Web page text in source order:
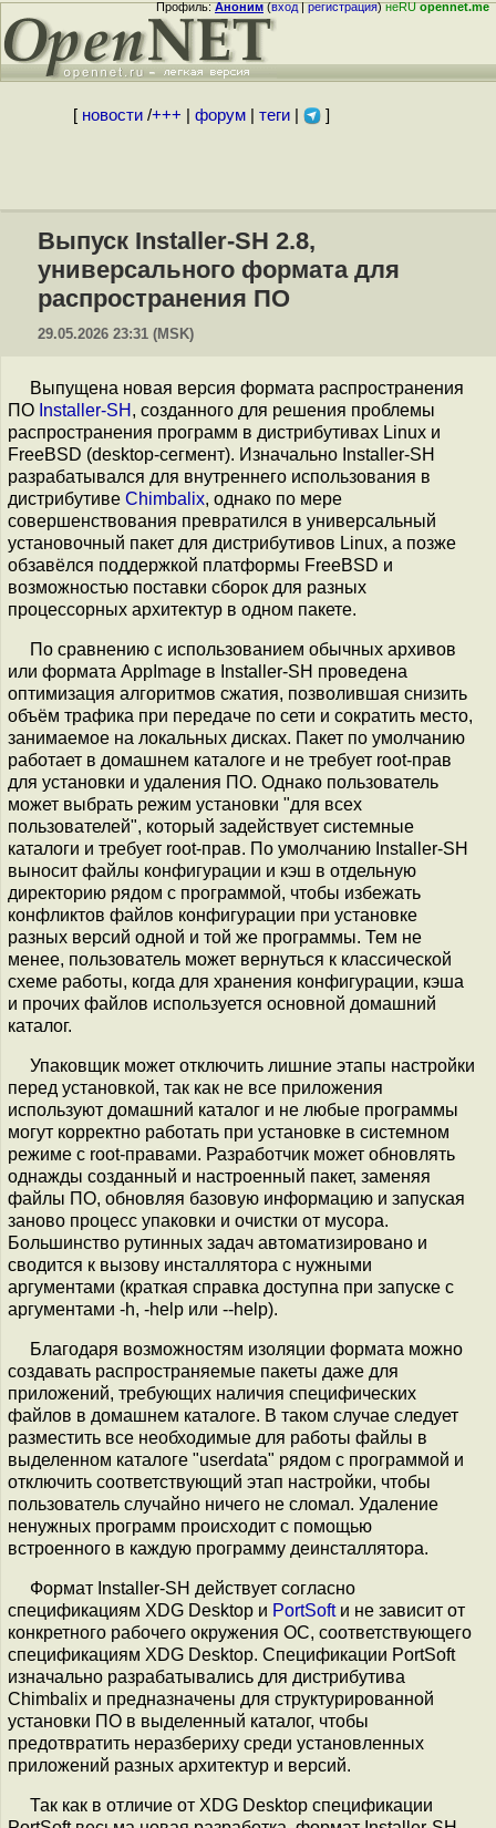
Профиль:Аноним(вход|регистрация)неRUopennet.me
[ новости/+++ форум| теги| ]
Выпуск Installer-SH 2.8,
универсального формата для
распространения ПО
29.05.2026 23:31 (MSK)
Выпущена новая версия формата распространения
ПО Installer-SH , созданного для решения проблемы
распространения программ в дистрибутивах Linux и
FreeBSD (desktop-сегмент). Изначально Installer-SH
разрабатывался для внутреннего использования в
дистрибутиве Chimbalix, однако по мере
совершенствования превратился в универсальный
установочный пакет для дистрибутивов Linux, а позже
обзавёлся поддержкой платформы FreeBSD и
возможностью поставки сборок для разных
процессорных архитектур в одном пакете.
По сравнению с использованием обычных архивов
или формата AppImage в Installer-SH проведена
оптимизация алгоритмов сжатия, позволившая снизить
объём трафика при передаче по сети и сократить место,
занимаемое на локальных дисках. Пакет по умолчанию
работает в домашнем каталоге и не требует root-прав
для установки и удаления ПО. Однако пользователь
может выбрать режим установки "для всех
пользователей", который задействует системные
каталоги и требует root-прав. По умолчанию Installer-SH
выносит файлы конфигурации и кэш в отдельную
директорию рядом с программой, чтобы избежать
конфликтов файлов конфигурации при установке
разных версий одной и той же программы. Тем не
менее, пользователь может вернуться к классической
схеме работы, когда для хранения конфигурации, кэша
и прочих файлов используется основной домашний
каталог.
Упаковщик может отключить лишние этапы настройки
перед установкой, так как не все приложения
используют домашний каталог и не любые программы
могут корректно работать при установке в системном
режиме с root-правами. Разработчик может обновлять
однажды созданный и настроенный пакет, заменяя
файлы ПО, обновляя базовую информацию и запуская
заново процесс упаковки и очистки от мусора.
Большинство рутинных задач автоматизировано и
сводится к вызову инсталлятора с нужными
аргументами (краткая справка доступна при запуске с
аргументами -h, -help или --help).
Благодаря возможностям изоляции формата можно
создавать распространяемые пакеты даже для
приложений, требующих наличия специфических
файлов в домашнем каталоге. В таком случае следует
разместить все необходимые для работы файлы в
выделенном каталоге "userdata" рядом с программой и
отключить соответствующий этап настройки, чтобы
пользователь случайно ничего не сломал. Удаление
ненужных программ происходит с помощью
встроенного в каждую программу деинсталлятора.
Формат Installer-SH действует согласно
спецификациям XDG Desktop и PortSoftи не зависит от
конкретного рабочего окружения ОС, соответствующего
спецификациям XDG Desktop. Спецификации PortSoft
изначально разрабатывались для дистрибутива
Chimbalix и предназначены для структурированной
установки ПО в выделенный каталог, чтобы
предотвратить неразбериху среди установленных
приложений разных архитектур и версий.
Так как в отличие от XDG Desktop спецификации